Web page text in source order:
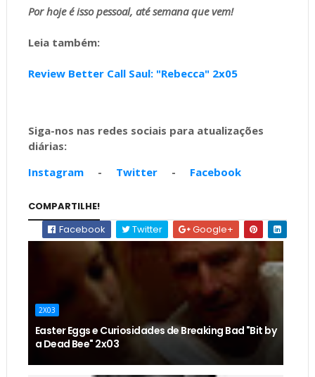
Por hoje é isso pessoal, até semana que vem!
Leia também:
Review Better Call Saul: "Rebecca" 2x05
Siga-nos nas redes sociais para atualizações
diárias:
Instagram- Twitter- Facebook
COMPARTILHE!
Facebook
Twitter Google+
2X03
Easter Eggs e Curiosidades de Breaking Bad "Bit by
a Dead Bee" 2x03